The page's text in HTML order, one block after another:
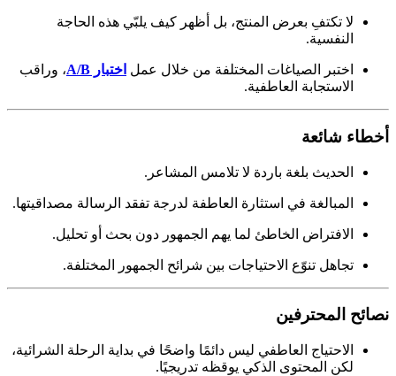
لا تكتفِ بعرض المنتج، بل أظهر كيف يلبّي هذه الحاجة
النفسية.
اختبر الصياغات المختلفة من خلال عمل اختبار A/B
، وراقب
الاستجابة العاطفية.
أخطاء شائعة
الحديث بلغة باردة لا تلامس المشاعر.
المبالغة في استثارة العاطفة لدرجة تفقد الرسالة مصداقيتها.
الافتراض الخاطئ لما يهم الجمهور دون بحث أو تحليل.
تجاهل تنوّع الاحتياجات بين شرائح الجمهور المختلفة.
نصائح المحترفين
الاحتياج العاطفي ليس دائمًا واضحًا في بداية الرحلة الشرائية،
لكن المحتوى الذكي يوقظه تدريجيًا.